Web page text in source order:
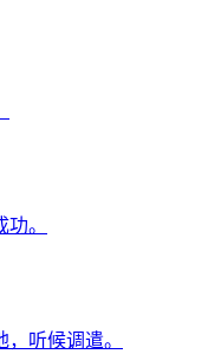
。
听候调遣。